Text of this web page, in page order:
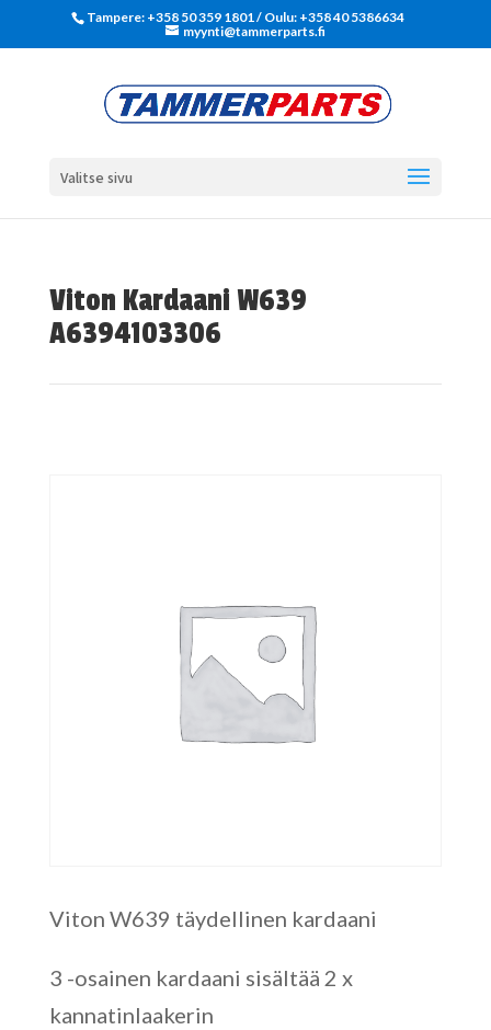
Tampere: +358 50 359 1801‬ / Oulu: +358 40 5386634
myynti@tammerparts.fi
Valitse sivu
Viton Kardaani W639
A6394103306
Viton W639 täydellinen kardaani
3 -osainen kardaani sisältää 2 x
kannatinlaakerin